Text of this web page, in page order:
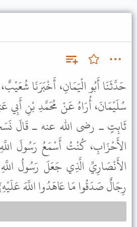
حَدَّثَنَا أَبُو الْيَمَانِ، أَخْبَرَنَا
سُلَيْمَانَ، أُرَاهُ عَنْ مُحَمَّدِ بْنِ
ثَابِتٍ ـ رضى الله عنه ـ
الأَحْزَابِ، كُنْتُ أَسْمَعُ رَسُولَ
الأَنْصَارِيِّ الَّذِي جَعَلَ رَسُولُ
رِجَالٌ صَدَقُوا مَا عَاهَدُوا اللَّهَ